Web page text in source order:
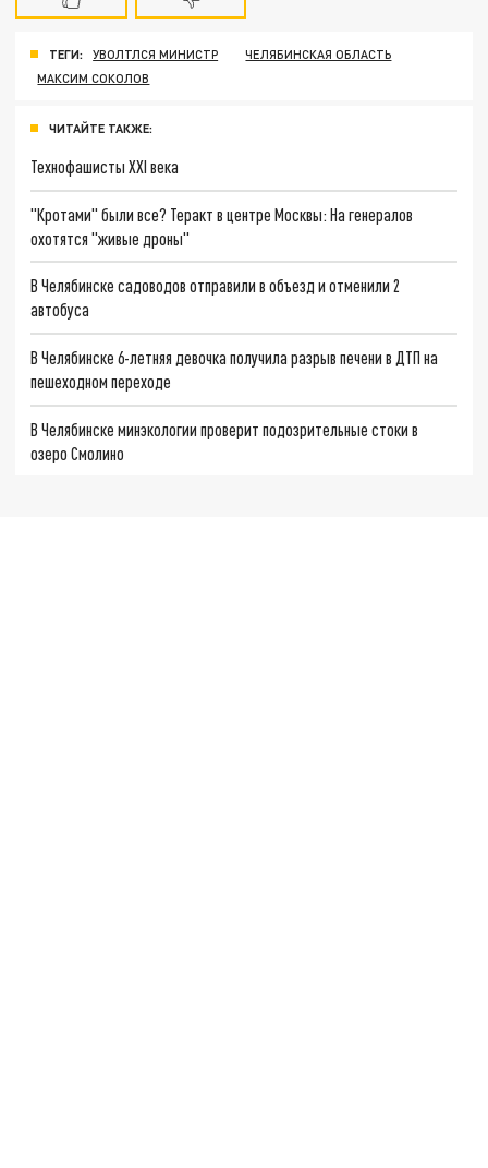
ТЕГИ: УВОЛТЛСЯ МИНИСТР
ЧЕЛЯБИНСКАЯ ОБЛАСТЬ
МАКСИМ СОКОЛОВ
ЧИТАЙТЕ ТАКЖЕ:
Технофашисты XXI века
"Кротами" были все? Теракт в центре Москвы: На генералов
охотятся "живые дроны"
В Челябинске садоводов отправили в объезд и отменили 2
автобуса
В Челябинске 6-летняя девочка получила разрыв печени в ДТП на
пешеходном переходе
В Челябинске минэкологии проверит подозрительные стоки в
озеро Смолино